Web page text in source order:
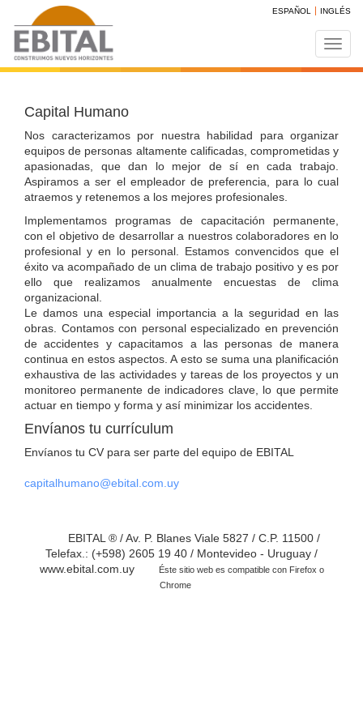
ESPAÑOL INGLÉS
Capital Humano
Nos caracterizamos por nuestra habilidad para organizar
equipos de personas altamente calificadas, comprometidas y
apasionadas, que dan lo mejor de sí en cada trabajo.
Aspiramos a ser el empleador de preferencia, para lo cual
atraemos y retenemos a los mejores profesionales.
Implementamos programas de capacitación permanente,
con el objetivo de desarrollar a nuestros colaboradores en lo
profesional y en lo personal. Estamos convencidos que el
éxito va acompañado de un clima de trabajo positivo y es por
ello que realizamos anualmente encuestas de clima
organizacional.
Le damos una especial importancia a la seguridad en las
obras. Contamos con personal especializado en prevención
de accidentes y capacitamos a las personas de manera
continua en estos aspectos. A esto se suma una planificación
exhaustiva de las actividades y tareas de los proyectos y un
monitoreo permanente de indicadores clave, lo que permite
actuar en tiempo y forma y así minimizar los accidentes.
Envíanos tu currículum
Envíanos tu CV para ser parte del equipo de EBITAL
capitalhumano@ebital.com.uy
EBITAL ® / Av. P. Blanes Viale 5827 / C.P. 11500 /
Telefax.: (+598) 2605 19 40 / Montevideo - Uruguay /
www.ebital.com.uy
Éste sitio web es compatible con Firefox o
Chrome